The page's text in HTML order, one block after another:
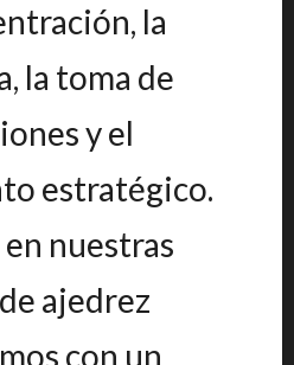
la
la toma de
y el
estratégico.
en nuestras
ajedrez
con un